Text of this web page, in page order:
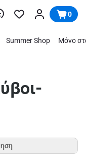
0
Summer Shop Μόνο